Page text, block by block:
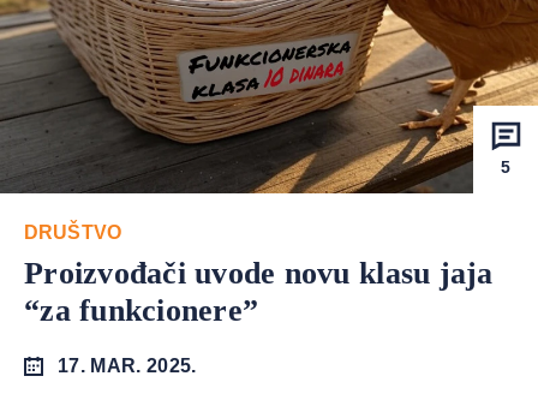
5
DRUŠTVO
Proizvođači uvode novu klasu jaja
“za funkcionere”
17. MAR. 2025.